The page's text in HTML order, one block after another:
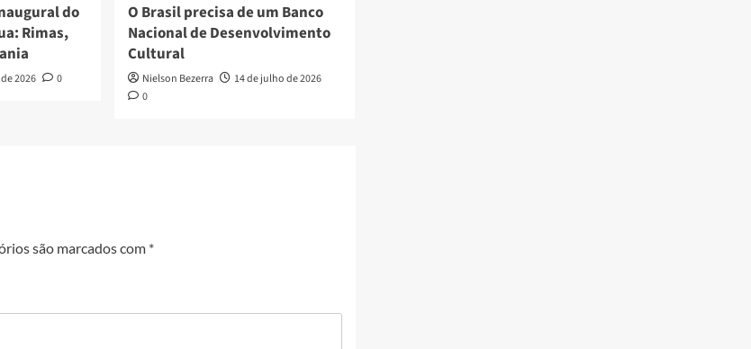
do
Rimas,
2026 0
O Brasil precisa de um Banco
Nacional de Desenvolvimento
Cultural
Nielson Bezerra
14 de julho de 2026
0
são marcados com *